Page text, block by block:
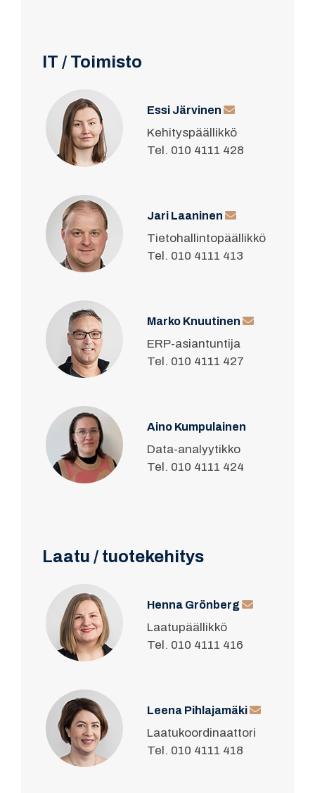
IT / Toimisto
Essi Järvinen
Kehityspäällikkö
Tel. 010 4111 428
Jari Laaninen
Tietohallintopäällikkö
Tel. 010 4111 413
Marko Knuutinen
ERP-asiantuntija
Tel. 010 4111 427
Aino Kumpulainen
Data-analyytikko
Tel. 010 4111 424
Laatu / tuotekehitys
Henna Grönberg
Laatupäällikkö
Tel. 010 4111 416
Leena Pihlajamäki
Laatukoordinaattori
Tel. 010 4111 418